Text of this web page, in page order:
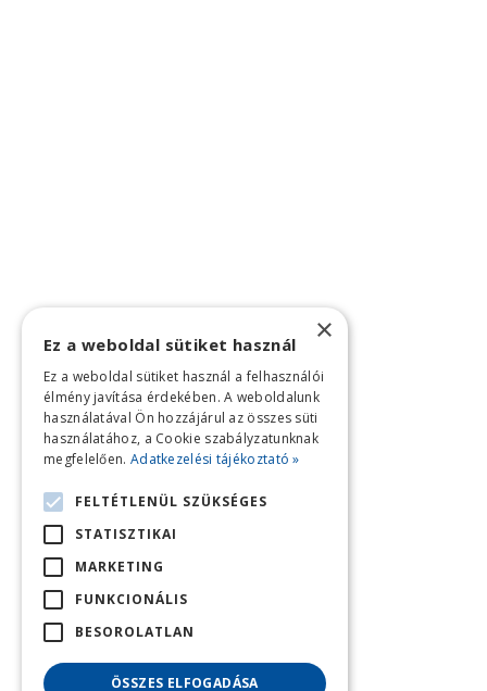
×
Ez a weboldal sütiket használ
Ez a weboldal sütiket használ a felhasználói
élmény javítása érdekében. A weboldalunk
használatával Ön hozzájárul az összes süti
használatához, a Cookie szabályzatunknak
megfelelően. Adatkezelési tájékoztató »
FELTÉTLENÜL SZÜKSÉGES
STATISZTIKAI
MARKETING
FUNKCIONÁLIS
BESOROLATLAN
ÖSSZES ELFOGADÁSA